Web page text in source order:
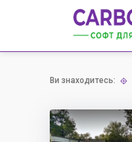
Ви знаходитесь: